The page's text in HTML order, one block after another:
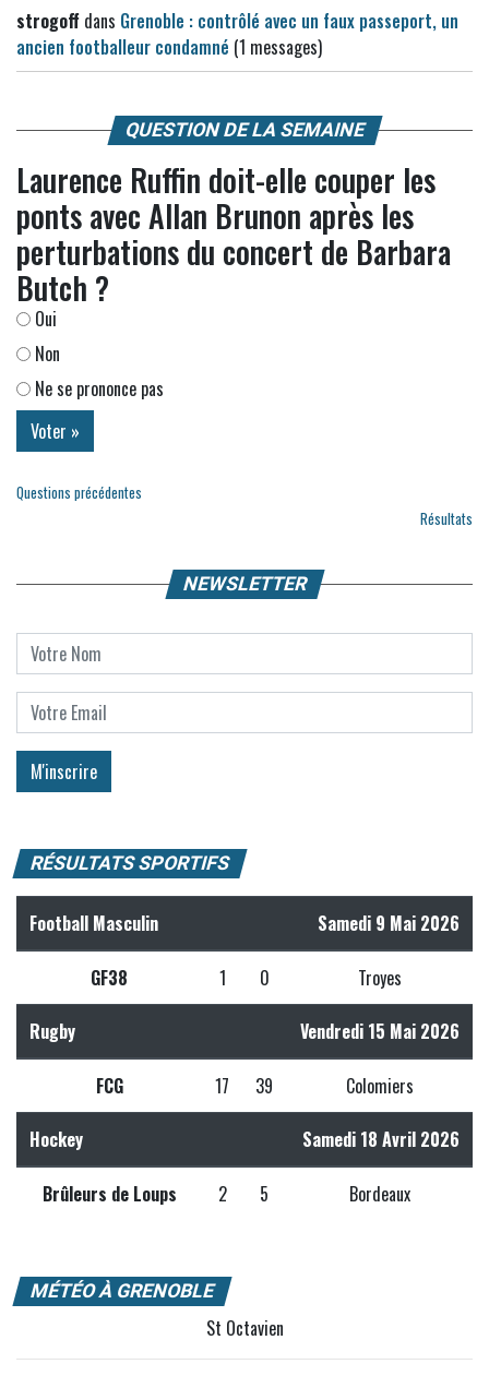
strogoff dans Grenoble : contrôlé avec un faux passeport, un
ancien footballeur condamné (1 messages)
QUESTION DE LA SEMAINE
Laurence Ruffin doit-elle couper les
ponts avec Allan Brunon après les
perturbations du concert de Barbara
Butch ?
Oui
Non
Ne se prononce pas
Questions précédentes
Résultats
NEWSLETTER
RÉSULTATS SPORTIFS
Football Masculin Samedi 9 Mai 2026
GF38 1 0 Troyes
Rugby Vendredi 15 Mai 2026
FCG 17 39 Colomiers
Hockey Samedi 18 Avril 2026
Brûleurs de Loups 2 5 Bordeaux
MÉTÉO À GRENOBLE
St Octavien